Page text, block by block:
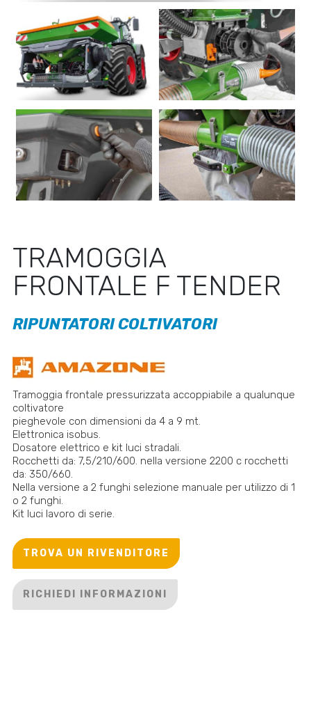
TRAMOGGIA
FRONTALE F TENDER
RIPUNTATORI COLTIVATORI
Tramoggia frontale pressurizzata accoppiabile a qualunque
coltivatore
pieghevole con dimensioni da 4 a 9 mt.
Elettronica isobus.
Dosatore elettrico e kit luci stradali.
Rocchetti da: 7,5/210/600. nella versione 2200 c rocchetti
da: 350/660.
Nella versione a 2 funghi selezione manuale per utilizzo di 1
o 2 funghi.
Kit luci lavoro di serie.
TROVA UN RIVENDITORE
RICHIEDI INFORMAZIONI